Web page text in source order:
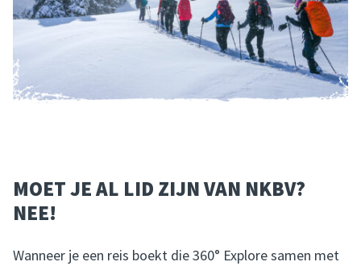
MOET JE AL LID ZIJN VAN NKBV?
NEE!
Wanneer je een reis boekt die 360° Explore samen met